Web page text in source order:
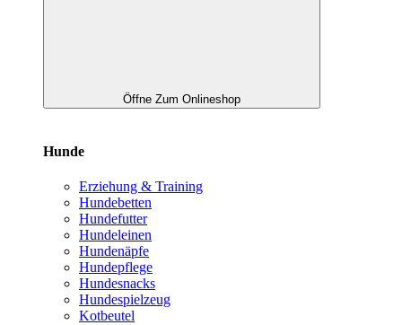
Öffne Zum Onlineshop
Hunde
Erziehung & Training
Hundebetten
Hundefutter
Hundeleinen
Hundenäpfe
Hundepflege
Hundesnacks
Hundespielzeug
Kotbeutel